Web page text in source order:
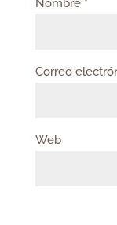
Nombre *
Correo
Web